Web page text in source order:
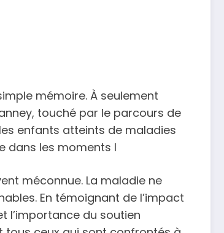
mémoire. À seulement
touché par le parcours de
enfants atteints de maladies
dans les moments l
méconnue. La maladie ne
En témoignant de l’impact
l’importance du soutien